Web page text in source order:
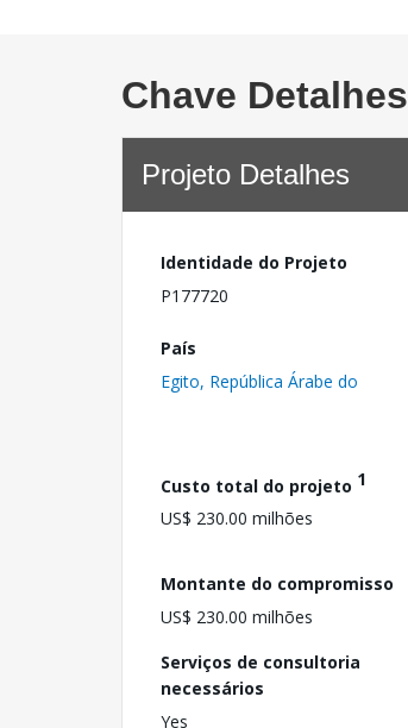
Chave Detalhes
Projeto Detalhes
Identidade do Projeto
P177720
País
Egito, República Árabe do
Custo total do projeto 1
US$ 230.00 milhões
Montante do compromisso
US$ 230.00 milhões
Serviços de consultoria
necessários
Yes